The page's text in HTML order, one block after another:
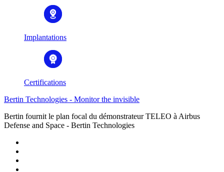
Implantations
Certifications
Bertin Technologies - Monitor the invisible
Bertin fournit le plan focal du démonstrateur TELEO à Airbus
Defense and Space - Bertin Technologies